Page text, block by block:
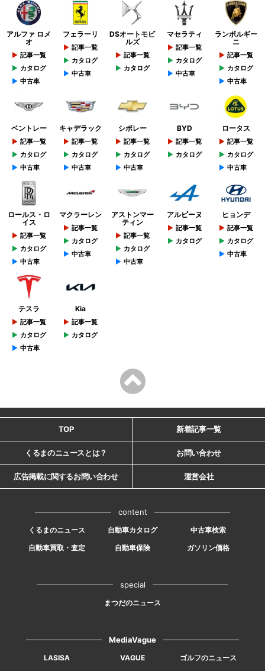
アルファ ロメ
オ
記事一覧
カタログ
中古車
フェラーリ
記事一覧
カタログ
中古車
DSオートモビ
ルズ
記事一覧
カタログ
マセラティ
記事一覧
カタログ
中古車
ランボルギー
ニ
記事一覧
カタログ
中古車
ベントレー
記事一覧
カタログ
中古車
キャデラック
記事一覧
カタログ
中古車
シボレー
記事一覧
カタログ
中古車
BYD
記事一覧
カタログ
ロータス
記事一覧
カタログ
中古車
ロールス・ロ
イス
記事一覧
カタログ
中古車
マクラーレン
記事一覧
カタログ
中古車
アストンマー
ティン
記事一覧
カタログ
中古車
アルピーヌ
記事一覧
カタログ
ヒョンデ
記事一覧
カタログ
中古車
テスラ
記事一覧
カタログ
中古車
Kia
記事一覧
カタログ
TOP 新着記事一覧
くるまのニュースとは？ お問い合わせ
広告掲載に関するお問い合わせ 運営会社
content
くるまのニュース 自動車カタログ
中古車検索
自動車買取・査定
自動車保険 ガソリン価格
special
まつだのニュース
MediaVague
LASISA VAGUE
ゴルフのニュース